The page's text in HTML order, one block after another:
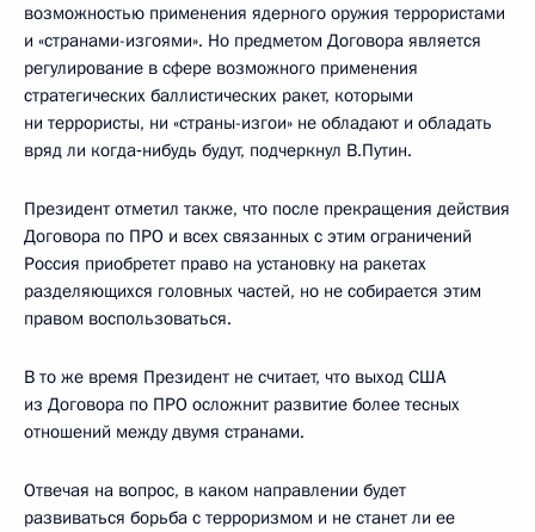
возможностью применения ядерного оружия террористами
и «странами-изгоями». Но предметом Договора является
регулирование в сфере возможного применения
стратегических баллистических ракет, которыми
ни террористы, ни «страны-изгои» не обладают и обладать
вряд ли когда‑нибудь будут, подчеркнул В.Путин.
Президент отметил также, что после прекращения действия
Договора по ПРО и всех связанных с этим ограничений
Россия приобретет право на установку на ракетах
разделяющихся головных частей, но не собирается этим
правом воспользоваться.
В то же время Президент не считает, что выход США
из Договора по ПРО осложнит развитие более тесных
отношений между двумя странами.
Отвечая на вопрос, в каком направлении будет
развиваться борьба с терроризмом и не станет ли ее